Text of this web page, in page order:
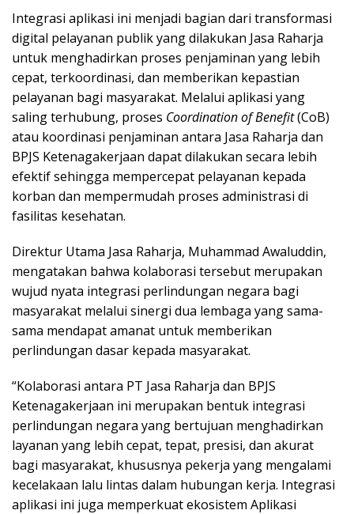
Integrasi aplikasi ini menjadi bagian dari transformasi
digital pelayanan publik yang dilakukan Jasa Raharja
untuk menghadirkan proses penjaminan yang lebih
cepat, terkoordinasi, dan memberikan kepastian
pelayanan bagi masyarakat. Melalui aplikasi yang
saling terhubung, proses Coordination of Benefit(CoB)
atau koordinasi penjaminan antara Jasa Raharja dan
BPJS Ketenagakerjaan dapat dilakukan secara lebih
efektif sehingga mempercepat pelayanan kepada
korban dan mempermudah proses administrasi di
fasilitas kesehatan.
Direktur Utama Jasa Raharja, Muhammad Awaluddin,
mengatakan bahwa kolaborasi tersebut merupakan
wujud nyata integrasi perlindungan negara bagi
masyarakat melalui sinergi dua lembaga yang sama-
sama mendapat amanat untuk memberikan
perlindungan dasar kepada masyarakat.
“Kolaborasi antara PT Jasa Raharja dan BPJS
Ketenagakerjaan ini merupakan bentuk integrasi
perlindungan negara yang bertujuan menghadirkan
layanan yang lebih cepat, tepat, presisi, dan akurat
bagi masyarakat, khususnya pekerja yang mengalami
kecelakaan lalu lintas dalam hubungan kerja. Integrasi
aplikasi ini juga memperkuat ekosistem Aplikasi